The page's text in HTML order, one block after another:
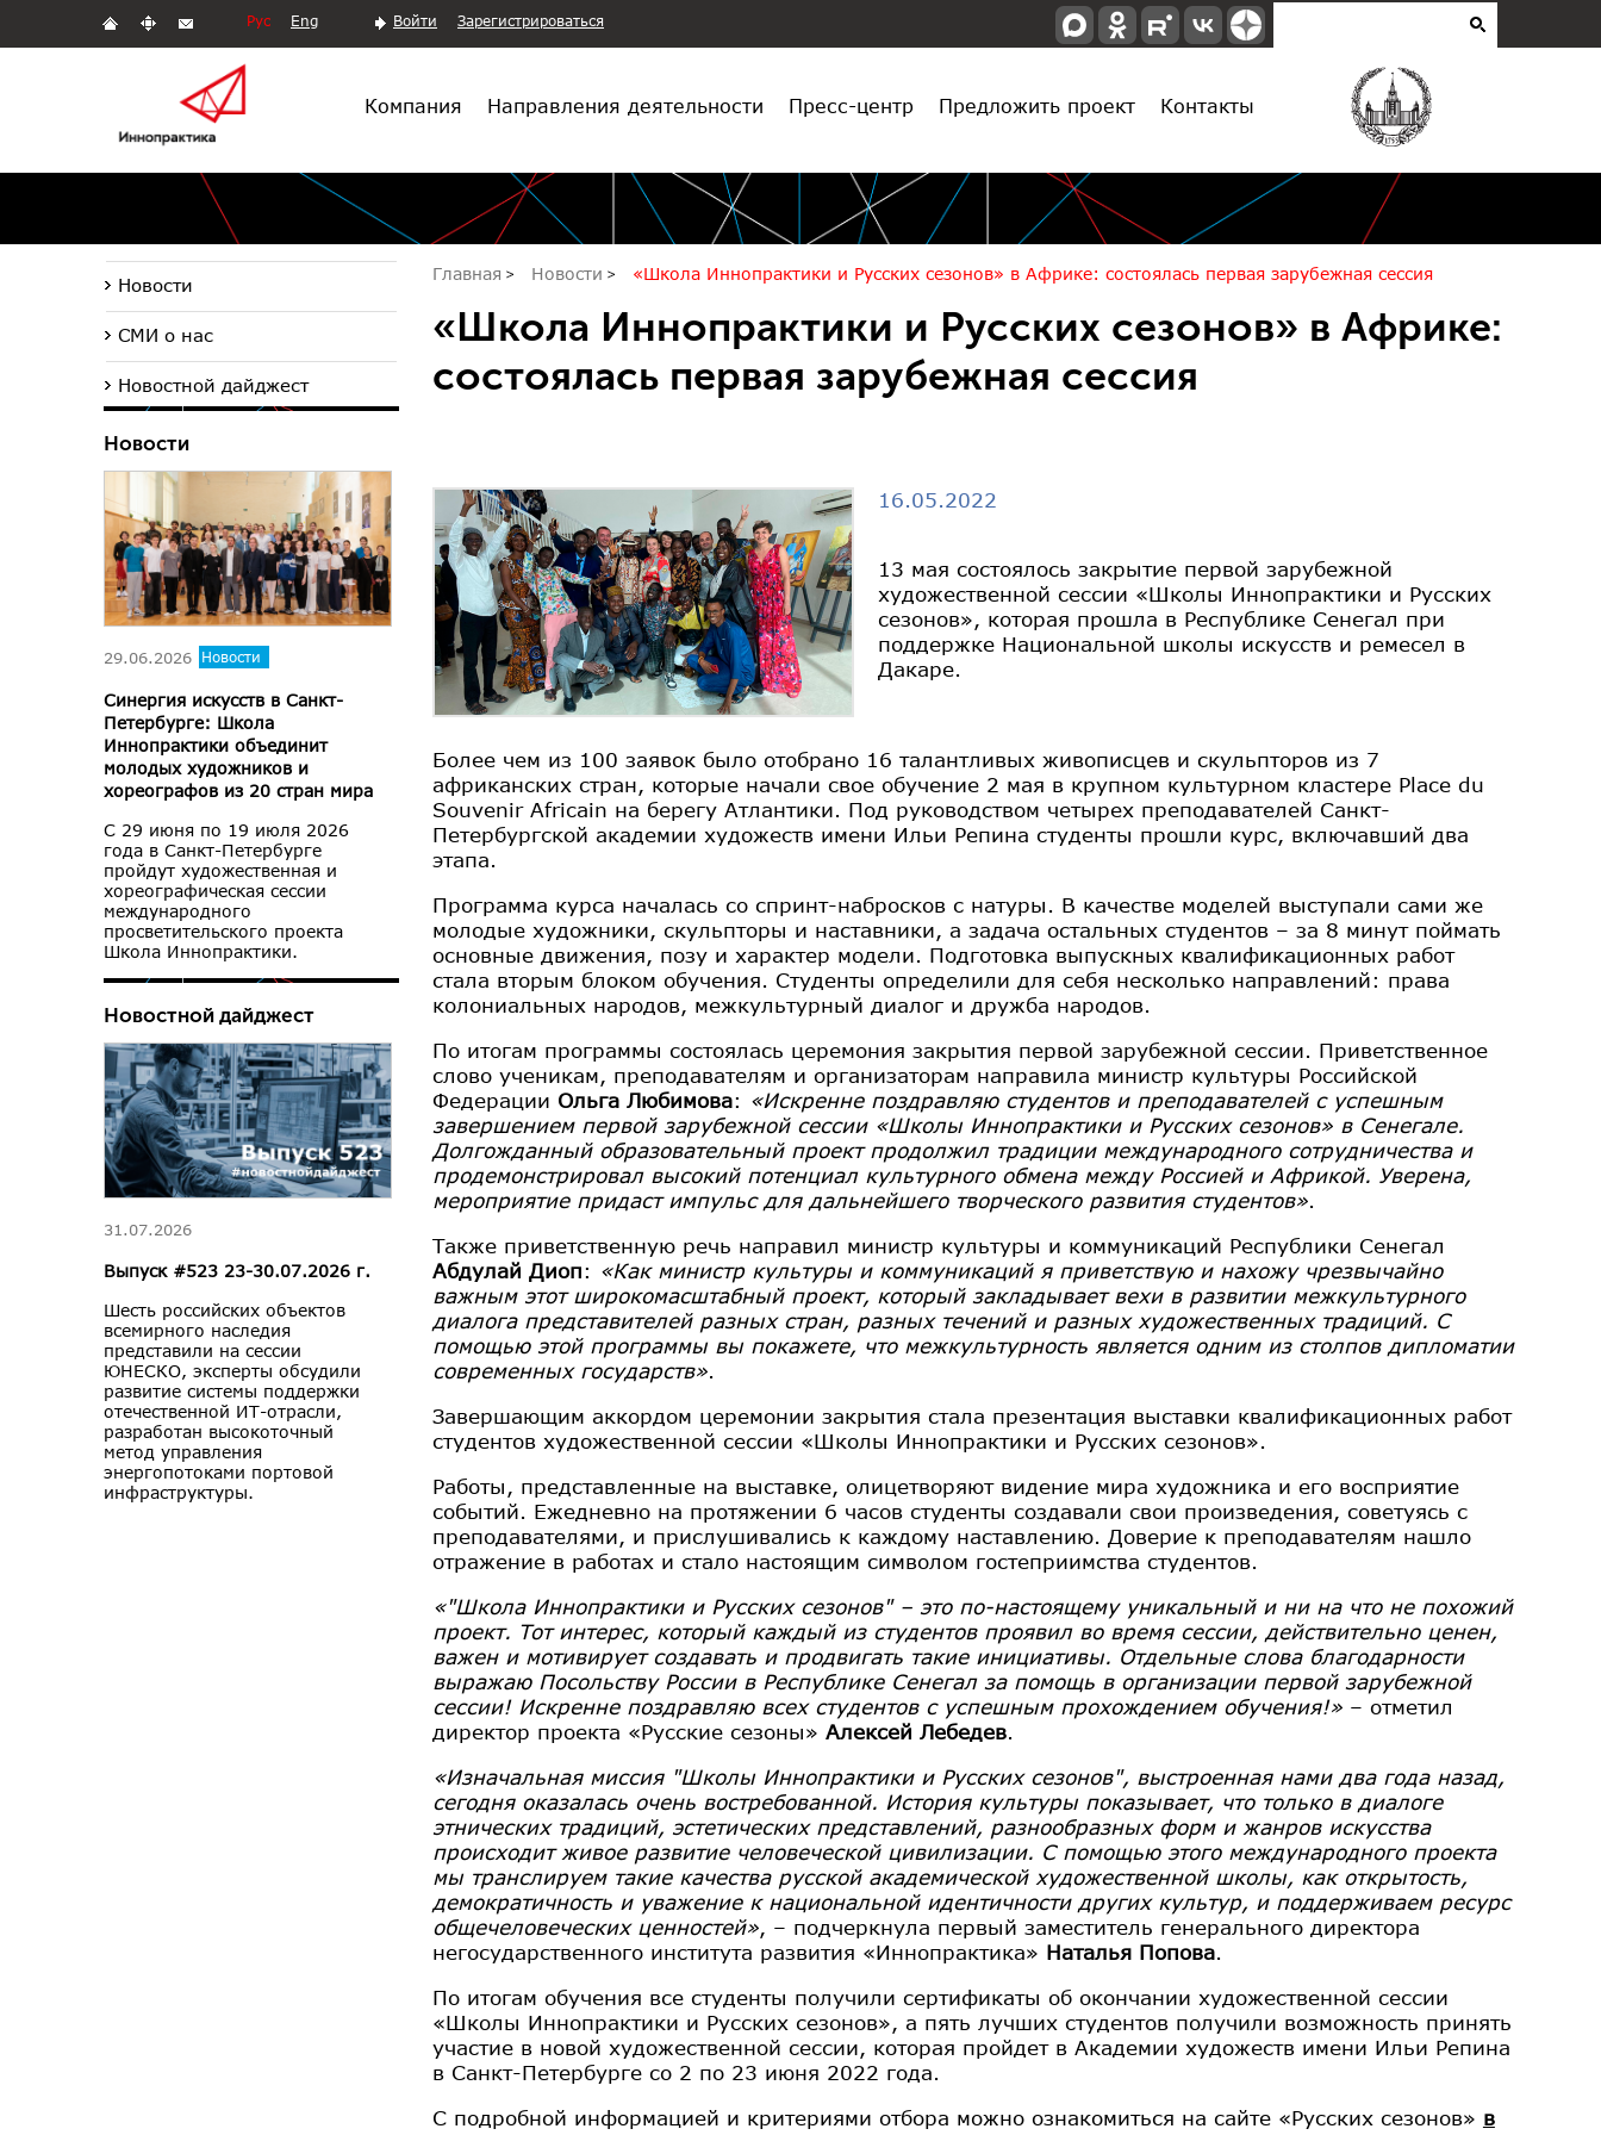
Рус Eng Войти Зарегистрироваться
Компания Направления деятельности Пресс-центр Предложить проект Контакты
Главная Новости «Школа Иннопрактики и Русских сезонов» в Африке: состоялась первая зарубежная сессия
«Школа Иннопрактики и Русских сезонов» в Африке:
состоялась первая зарубежная сессия
16.05.2022
13 мая состоялось закрытие первой зарубежной
художественной сессии «Школы Иннопрактики и Русских
сезонов», которая прошла в Республике Сенегал при
поддержке Национальной школы искусств и ремесел в
Дакаре.
Более чем из 100 заявок было отобрано 16 талантливых живописцев и скульпторов из 7
африканских стран, которые начали свое обучение 2 мая в крупном культурном кластере Place du
Souvenir Africain на берегу Атлантики. Под руководством четырех преподавателей Санкт-
Петербургской академии художеств имени Ильи Репина студенты прошли курс, включавший два
этапа.
Программа курса началась со спринт-набросков с натуры. В качестве моделей выступали сами же
молодые художники, скульпторы и наставники, а задача остальных студентов – за 8 минут поймать
основные движения, позу и характер модели. Подготовка выпускных квалификационных работ
стала вторым блоком обучения. Студенты определили для себя несколько направлений: права
колониальных народов, межкультурный диалог и дружба народов.
По итогам программы состоялась церемония закрытия первой зарубежной сессии. Приветственное
слово ученикам, преподавателям и организаторам направила министр культуры Российской
Федерации Ольга Любимова: «Искренне поздравляю студентов и преподавателей с успешным
завершением первой зарубежной сессии «Школы Иннопрактики и Русских сезонов» в Сенегале.
Долгожданный образовательный проект продолжил традиции международного сотрудничества и
продемонстрировал высокий потенциал культурного обмена между Россией и Африкой. Уверена,
мероприятие придаст импульс для дальнейшего творческого развития студентов».
Также приветственную речь направил министр культуры и коммуникаций Республики Сенегал
Абдулай Диоп: «Как министр культуры и коммуникаций я приветствую и нахожу чрезвычайно
важным этот широкомасштабный проект, который закладывает вехи в развитии межкультурного
диалога представителей разных стран, разных течений и разных художественных традиций. С
помощью этой программы вы покажете, что межкультурность является одним из столпов дипломатии
современных государств».
Завершающим аккордом церемонии закрытия стала презентация выставки квалификационных работ
студентов художественной сессии «Школы Иннопрактики и Русских сезонов».
Работы, представленные на выставке, олицетворяют видение мира художника и его восприятие
событий. Ежедневно на протяжении 6 часов студенты создавали свои произведения, советуясь с
преподавателями, и прислушивались к каждому наставлению. Доверие к преподавателям нашло
отражение в работах и стало настоящим символом гостеприимства студентов.
«"Школа Иннопрактики и Русских сезонов" – это по-настоящему уникальный и ни на что не похожий
проект. Тот интерес, который каждый из студентов проявил во время сессии, действительно ценен,
важен и мотивирует создавать и продвигать такие инициативы. Отдельные слова благодарности
выражаю Посольству России в Республике Сенегал за помощь в организации первой зарубежной
сессии! Искренне поздравляю всех студентов с успешным прохождением обучения!»– отметил
директор проекта «Русские сезоны» Алексей Лебедев.
«Изначальная миссия "Школы Иннопрактики и Русских сезонов", выстроенная нами два года назад,
сегодня оказалась очень востребованной. История культуры показывает, что только в диалоге
этнических традиций, эстетических представлений, разнообразных форм и жанров искусства
происходит живое развитие человеческой цивилизации. С помощью этого международного проекта
мы транслируем такие качества русской академической художественной школы, как открытость,
демократичность и уважение к национальной идентичности других культур, и поддерживаем ресурс
общечеловеческих ценностей», – подчеркнула первый заместитель генерального директора
негосударственного института развития «Иннопрактика» Наталья Попова.
По итогам обучения все студенты получили сертификаты об окончании художественной сессии
«Школы Иннопрактики и Русских сезонов», а пять лучших студентов получили возможность принять
участие в новой художественной сессии, которая пройдет в Академии художеств имени Ильи Репина
в Санкт-Петербурге со 2 по 23 июня 2022 года.
С подробной информацией и критериями отбора можно ознакомиться на сайте «Русских сезонов» в
Новости
СМИ о нас
Новостной дайджест
Новости
29.06.2026 Новости
Синергия искусств в Санкт-
Петербурге: Школа
Иннопрактики объединит
молодых художников и
хореографов из 20 стран мира
С 29 июня по 19 июля 2026
года в Санкт-Петербурге
пройдут художественная и
хореографическая сессии
международного
просветительского проекта
Школа Иннопрактики.
Новостной дайджест
31.07.2026
Выпуск #523 23-30.07.2026 г.
Шесть российских объектов
всемирного наследия
представили на сессии
ЮНЕСКО, эксперты обсудили
развитие системы поддержки
отечественной ИТ-отрасли,
разработан высокоточный
метод управления
энергопотоками портовой
инфраструктуры.